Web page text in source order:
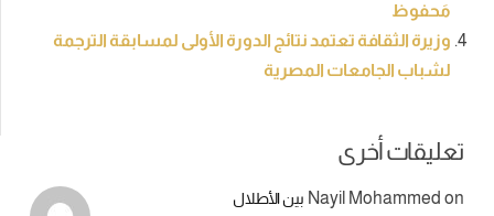
مَحفوظ
وزيرة الثقافة تعتمد نتائج الدورة الأولى ‏لمسابقة الترجمة
لشباب الجامعات المصرية
تعليقات أخرى
Nayil Mohammed on بين الأطلال